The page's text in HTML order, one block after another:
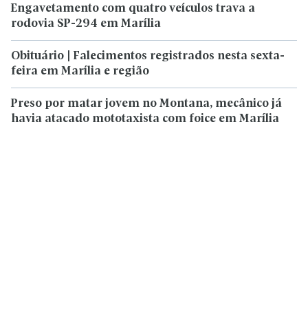
Engavetamento com quatro veículos trava a
rodovia SP-294 em Marília
Obituário | Falecimentos registrados nesta sexta-
feira em Marília e região
Preso por matar jovem no Montana, mecânico já
havia atacado mototaxista com foice em Marília